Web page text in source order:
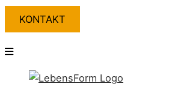
KONTAKT